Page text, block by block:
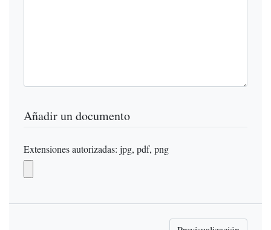
Añadir un documento
Extensiones autorizadas: jpg, pdf, png